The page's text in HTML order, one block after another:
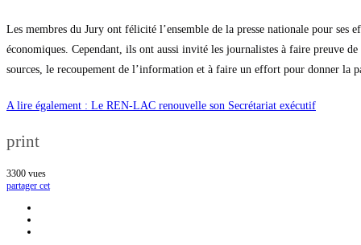
Les membres du Jury ont félicité l’ensemble de la presse nationale pour
économiques. Cependant, ils ont aussi invité les journalistes à faire preuve
sources, le recoupement de l’information et à faire un effort pour donner la
A lire également : Le REN-LAC renouvelle son Secrétariat exécutif
print
3300 vues
partager cet